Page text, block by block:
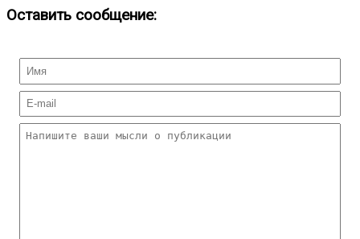
Оставить сообщение: